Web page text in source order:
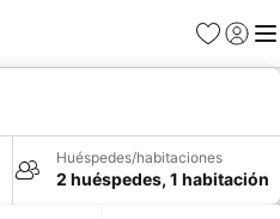
Favoritos
Iniciar
Huéspedes/habitaciones
2 huéspedes, 1 habitación